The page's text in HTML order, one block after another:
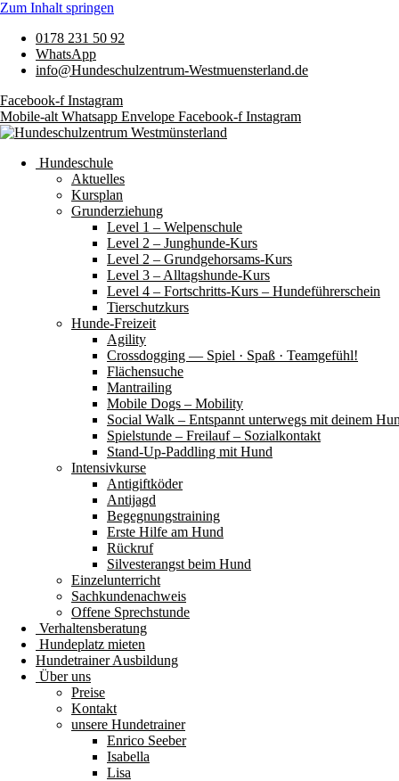
Zum Inhalt springen
0178 231 50 92
WhatsApp
info@Hundeschulzentrum-Westmuensterland.de
Facebook-f Instagram
Mobile-alt Whatsapp Envelope Facebook-f Instagram
Hundeschule
Aktuelles
Kursplan
Grunderziehung
Level 1 – Welpenschule
Level 2 – Junghunde-Kurs
Level 2 – Grundgehorsams-Kurs
Level 3 – Alltagshunde-Kurs
Level 4 – Fortschritts-Kurs – Hundeführerschein
Tierschutzkurs
Hunde-Freizeit
Agility
Crossdogging — Spiel · Spaß · Teamgefühl!
Flächensuche
Mantrailing
Mobile Dogs – Mobility
Social Walk – Entspannt unterwegs mit deinem
Spielstunde – Freilauf – Sozialkontakt
Stand-Up-Paddling mit Hund
Intensivkurse
Antigiftköder
Antijagd
Begegnungstraining
Erste Hilfe am Hund
Rückruf
Silvesterangst beim Hund
Einzelunterricht
Sachkundenachweis
Offene Sprechstunde
Verhaltensberatung
Hundeplatz mieten
Hundetrainer Ausbildung
Über uns
Preise
Kontakt
unsere Hundetrainer
Enrico Seeber
Isabella
Lisa